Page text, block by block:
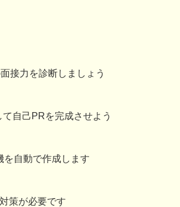
接力を診断しましょう
自己PRを完成させよう
を自動で作成します
策が必要です